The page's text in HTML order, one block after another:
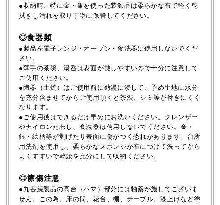
●収納時、特に金・銀を使った装飾品は柔らかな布で軽く乾
拭きし汚れを取り丁寧に保管してください。
◎食器類
●製品を電子レンジ・オーブン・食洗器に使用しないでくだ
さい。
●薄手の茶碗、湯呑は表面が熱しやすいので十分に注意して
ご使用ください。
●陶器（土焼）はご使用前に熱湯に浸して、予め生地に水分
を充分含ませてからご使用頂くと茶渋、シミ等が付きにくく
なります。
●ご使用後はできるだけ早めにお洗いください。クレンザー
やナイロンたわし、食洗器は使用しないでください。金・
銀・絵柄等が剥げたり表面に傷がつく恐れがあります。台所
用洗剤を使用し、柔らかなスポンジか布につけて洗ってから
よくすすいで乾燥を充分にして収納ください。
◎擦傷注意
●九谷焼製品の高台（ハマ）部分には釉薬が施してございま
せん。この為、床の間、花台、棚、テーブル、漆上げなど塗